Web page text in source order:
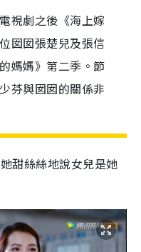
視劇之後《海上嫁
囡囡張楚兒及張信
媽媽》第二季。節
芬與囡囡的關係非
甜絲絲地說女兒是她